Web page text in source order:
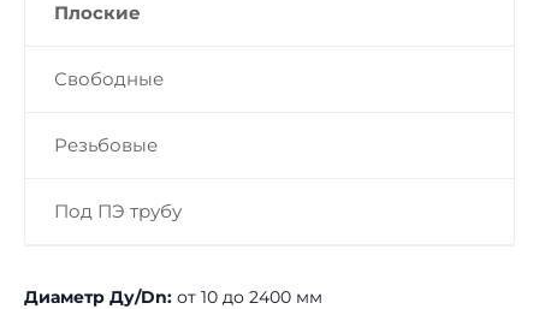
Плоские
Свободные
Резьбовые
Под ПЭ трубу
Диаметр Ду/Dn: от 10 до 2400 мм